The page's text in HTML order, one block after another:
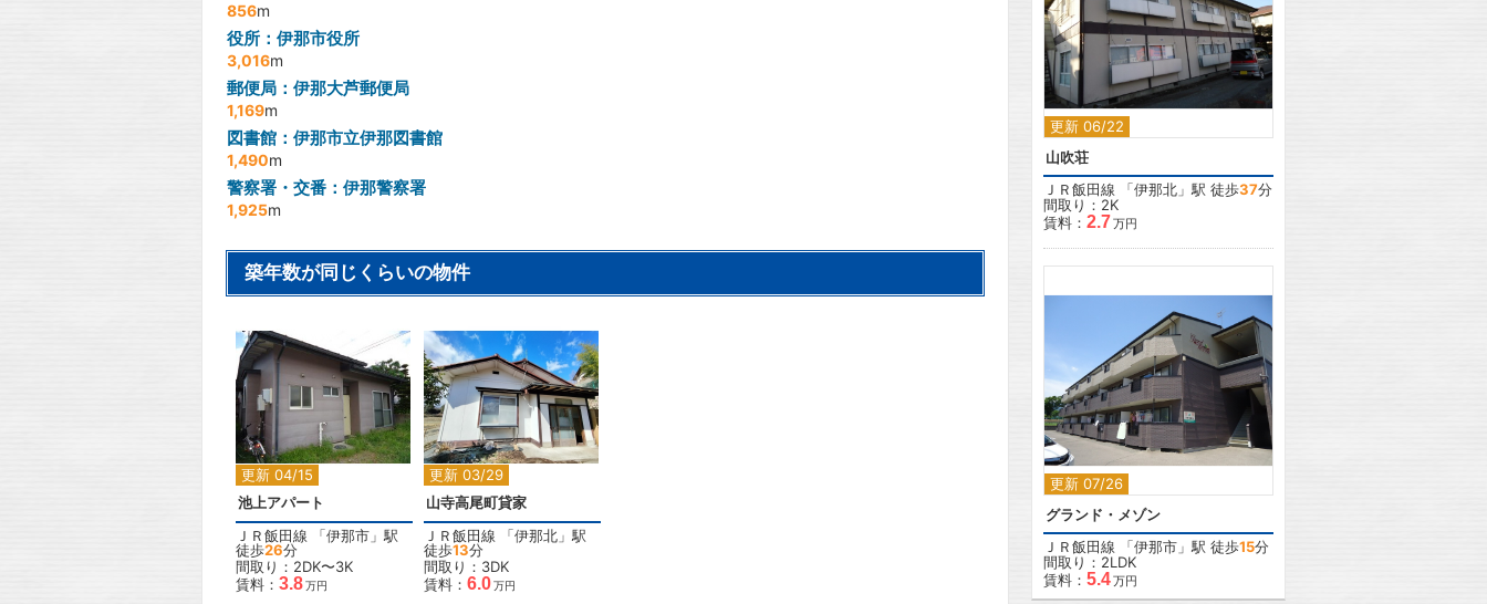
856m
役所：伊那市役所
3,016m
郵便局：伊那大芦郵便局
1,169m
図書館：伊那市立伊那図書館
1,490m
警察署・交番：伊那警察署
1,925m
築年数が同じくらいの物件
更新 04/15
2
池上アパート
ＪＲ飯田線 「伊那市 」駅
徒歩26分
間取り：2DK〜3K
賃料： 3.8万円
更新 03/29
2
山寺高尾町貸家
ＪＲ飯田線 「伊那北 」駅
徒歩13分
間取り：3DK
賃料： 6.0万円
更新 06/22
2
山吹荘
ＪＲ飯田線 「伊那北 」駅 徒歩37分
間取り：2K
賃料： 2.7万円
更新 07/26
2
グランド・メゾン
ＪＲ飯田線 「伊那市 」駅 徒歩15分
間取り：2LDK
賃料： 5.4万円